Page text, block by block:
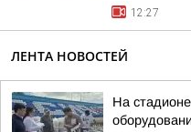
12:27
ЛЕНТА НОВОСТЕЙ
На